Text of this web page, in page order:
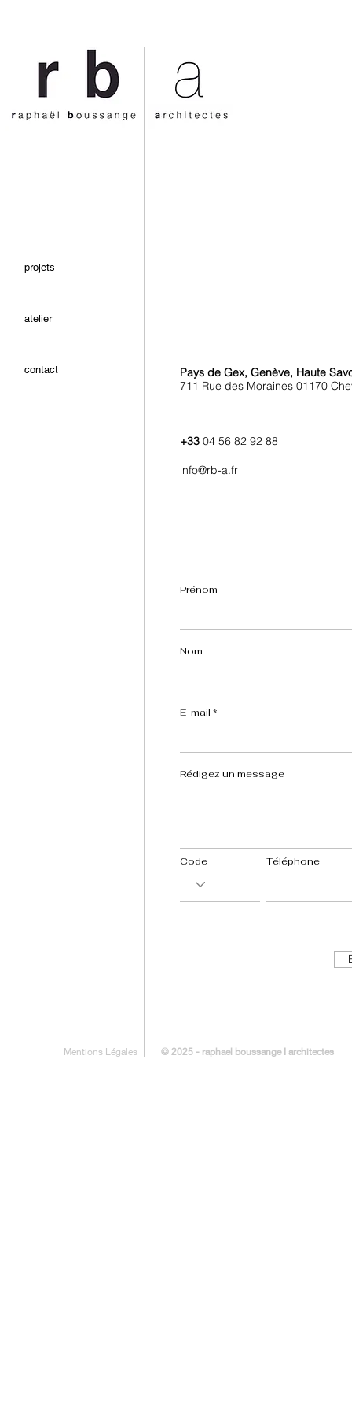
Pays de Gex, Genève, Haute
711 Rue des Moraines 01170
+33 04 56 82 92 88
info@rb-a.fr
Prénom
Nom
E-mail
Rédigez un message
Code Téléphone
Mentions Légales © 2025 - raphael boussange I architectes
projets
atelier
contact